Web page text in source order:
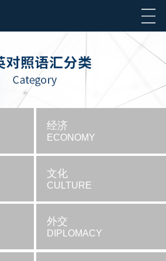
经济
ECONOMY
文化
CULTURE
外交
DIPLOMACY